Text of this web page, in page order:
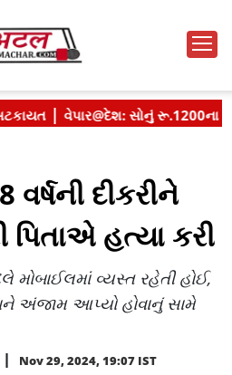
વર્ષની દીકરીને
પિતાએ હત્યા કરી
મોબાઈલમાં વ્યસ્ત રહેતી હોઈ,
અંજામ આપ્યો હોવાનું સામે
Nov 29, 2024, 19:07 IST